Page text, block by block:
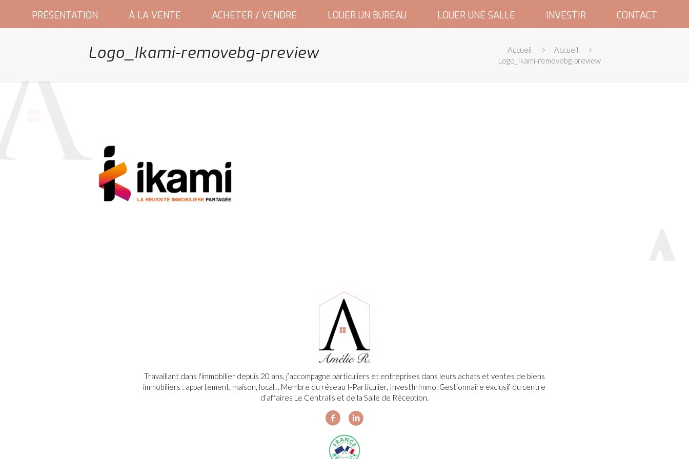
PRÉSENTATION À LA VENTE ACHETER / VENDRE LOUER UN BUREAU LOUER UNE SALLE INVESTIR CONTACT
Logo_Ikami-removebg-preview Accueil
Accueil
Logo_Ikami-removebg-preview
Travaillant dans l'immobilier depuis 20 ans, j’accompagne particuliers et entreprises dans leurs achats et ventes de biens
immobiliers : appartement, maison, local… Membre du réseau I-Particulier, InvestInImmo. Gestionnaire exclusif du centre
d’affaires Le Centralis et de la Salle de Réception.